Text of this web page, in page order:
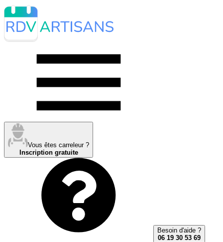
Vous êtes carreleur ?
Inscription gratuite
Besoin d'aide ?
06 19 30 53 69